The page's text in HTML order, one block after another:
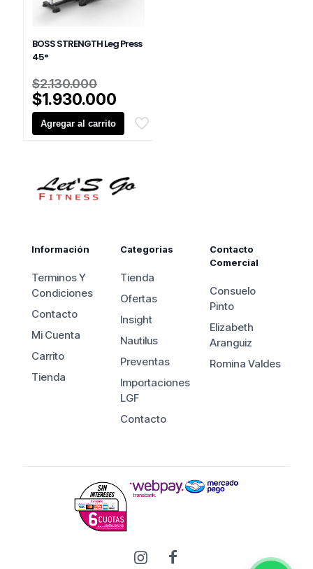
BOSS STRENGTH Leg Press
45°
$2.130.000
precio
original
era:
$1.930.000
precio
actual
Agregar al carrito
Información
Terminos Y
Condiciones
Contacto
Mi Cuenta
Carrito
Tienda
Categorias
Tienda
Ofertas
Insight
Nautilus
Preventas
Importaciones
LGF
Contacto
Contacto
Comercial
Consuelo
Pinto
Elizabeth
Aranguiz
Romina Valdes